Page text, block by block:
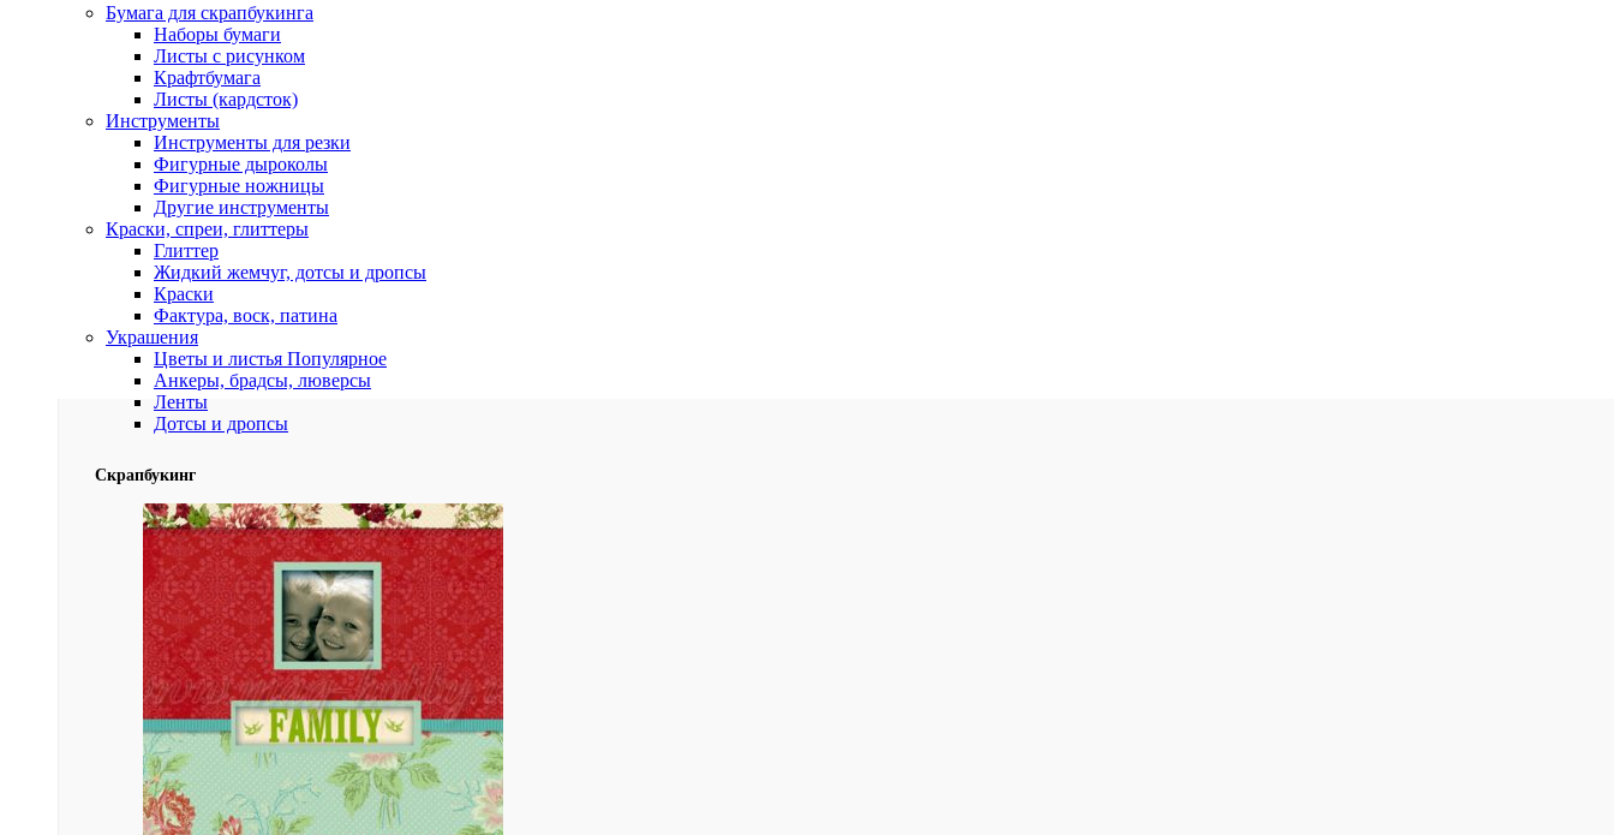
Бумага для скрапбукинга
Наборы бумаги
Листы с рисунком
Крафтбумага
Листы (кардсток)
Инструменты
Инструменты для резки
Фигурные дыроколы
Фигурные ножницы
Другие инструменты
Краски, спреи, глиттеры
Глиттер
Жидкий жемчуг, дотсы и дропсы
Краски
Фактура, воск, патина
Украшения
Цветы и листья Популярное
Анкеры, брадсы, люверсы
Ленты
Дотсы и дропсы
Скрапбукинг